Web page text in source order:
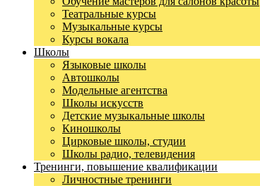
Театральные курсы
Музыкальные курсы
Курсы вокала
Школы
Языковые школы
Автошколы
Модельные агентства
Школы искусств
Детские музыкальные школы
Киношколы
Цирковые школы, студии
Школы радио, телевидения
Тренинги, повышение квалификации
Личностные тренинги